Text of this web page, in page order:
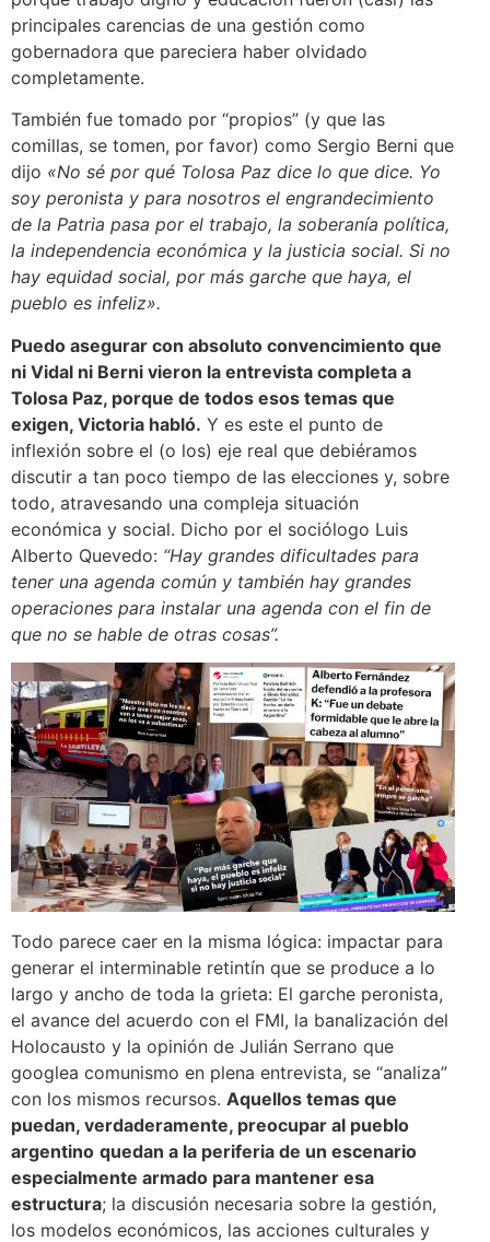
principales carencias de una gestión como
gobernadora que pareciera haber olvidado
completamente.
También fue tomado por “propios” (y que las
comillas, se tomen, por favor) como Sergio Berni que
dijo «No sé por qué Tolosa Paz dice lo que dice. Yo
soy peronista y para nosotros el engrandecimiento
de la Patria pasa por el trabajo, la soberanía política,
la independencia económica y la justicia social. Si no
hay equidad social, por más garche que haya, el
pueblo es infeliz».
Puedo asegurar con absoluto convencimiento que
ni Vidal ni Berni vieron la entrevista completa a
Tolosa Paz, porque de todos esos temas que
exigen, Victoria habló. Y es este el punto de
inflexión sobre el (o los) eje real que debiéramos
discutir a tan poco tiempo de las elecciones y, sobre
todo, atravesando una compleja situación
económica y social. Dicho por el sociólogo Luis
Alberto Quevedo: “Hay grandes dificultades para
tener una agenda común y también hay grandes
operaciones para instalar una agenda con el fin de
que no se hable de otras cosas”.
Todo parece caer en la misma lógica: impactar para
generar el interminable retintín que se produce a lo
largo y ancho de toda la grieta: El garche peronista,
el avance del acuerdo con el FMI, la banalización del
Holocausto y la opinión de Julián Serrano que
googlea comunismo en plena entrevista, se “analiza”
con los mismos recursos. Aquellos temas que
puedan, verdaderamente, preocupar al pueblo
argentino quedan a la periferia de un escenario
especialmente armado para mantener esa
estructura; la discusión necesaria sobre la gestión,
los modelos económicos, las acciones culturales y